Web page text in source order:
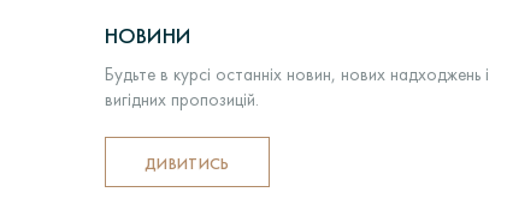
НОВИНИ
Будьте в курсі останніх новин, нових надходжень і
вигідних пропозицій.
ДИВИТИСЬ